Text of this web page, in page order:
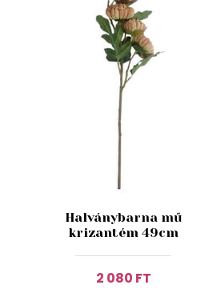
Halványbarna mű
krizantém 49cm
2 080 FT